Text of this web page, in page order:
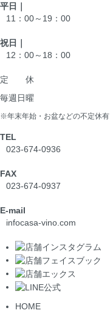
平日｜
11：00～19：00
祝日｜
12：00～18：00
定 休
毎週日曜
※年末年始・お盆などの不定休有
TEL
023-674-0936
FAX
023-674-0937
E-mail
infocasa-vino.com
HOME